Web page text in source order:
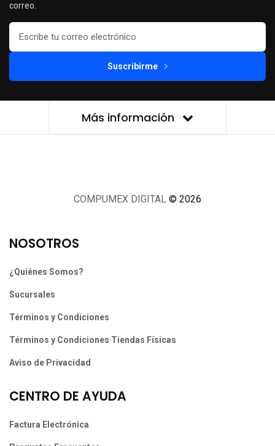
correo.
Suscribirme
Más información
COMPUMEX DIGITAL © 2026
NOSOTROS
¿Quiénes Somos?
Sucursales
Términos y Condiciones
Términos y Condiciones Tiendas Físicas
Aviso de Privacidad
CENTRO DE AYUDA
Factura Electrónica